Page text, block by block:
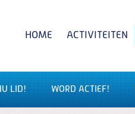
HOME ACTIVITEITEN
LID! WORD ACTIEF!